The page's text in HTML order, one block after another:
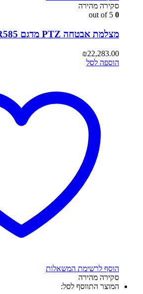
סקירה מהירה
0
מצלמת אבטחה PTZ מדגם SONY SNC-ER585
₪22,283.00
הוספה לסל
הוסף לרשימת המשאלות
סקירה מהירה
המוצר התווסף לסל: